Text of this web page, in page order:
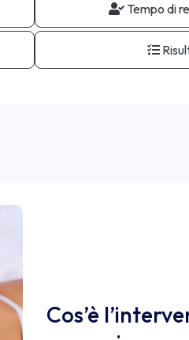
Tempo di
Cos’è